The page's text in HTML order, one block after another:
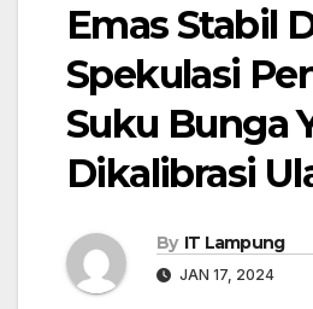
Emas Stabil
Spekulasi
Suku Bunga
Dikalibrasi
By IT Lampung
JAN 17, 2024